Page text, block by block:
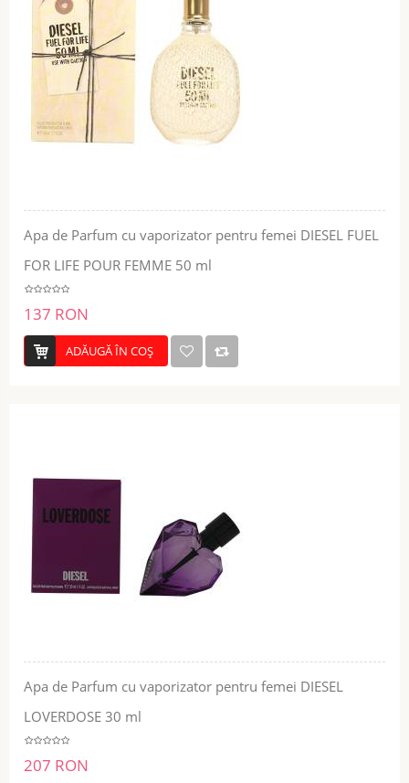
Apa de Parfum cu vaporizator pentru femei DIESEL FUEL
FOR LIFE POUR FEMME 50 ml
137 RON
ADĂUGĂ ÎN COŞ
Apa de Parfum cu vaporizator pentru femei DIESEL
LOVERDOSE 30 ml
207 RON